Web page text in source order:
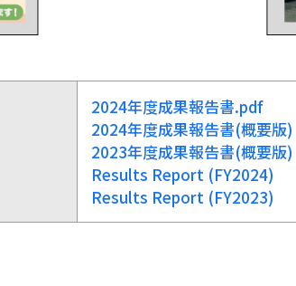
2024年度成果報告書.pdf
2024年度成果報告書(概要版)
2023年度成果報告書(概要版)
Results Report (FY2024)
Results Report (FY2023)